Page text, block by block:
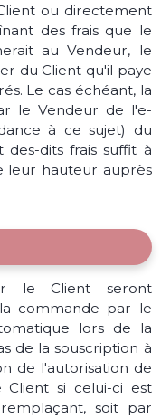
ou directement
des frais que le
au Vendeur, le
du Client qu'il paye
Le cas échéant, la
le Vendeur de l'e-
à ce sujet) du
dits frais suffit à
leur hauteur auprès
le Client seront
commande par le
lors de la
de la souscription à
de l'autorisation de
si celui-ci est
soit par